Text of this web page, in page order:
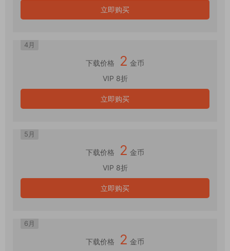
立即购买
4月
下载价格 2 金币
VIP 8折
立即购买
5月
下载价格 2 金币
VIP 8折
立即购买
6月
下载价格 2 金币